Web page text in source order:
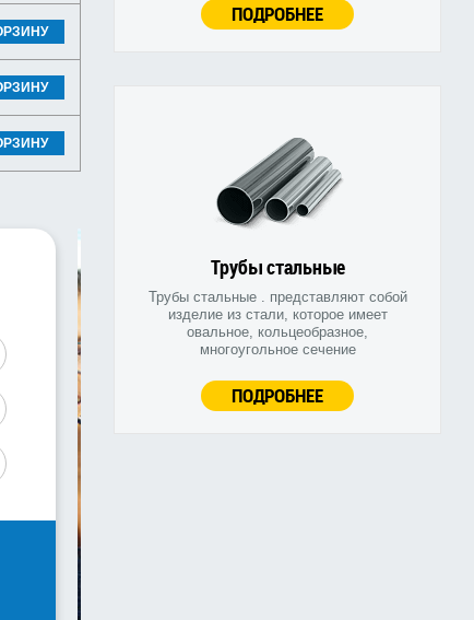
ПОДРОБНЕЕ
Трубы стальные
Трубы стальные . представляют собой
изделие из стали, которое имеет
овальное, кольцеобразное,
многоугольное сечение
ПОДРОБНЕЕ